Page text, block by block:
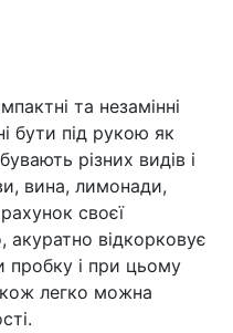
та незамінні
бути під рукою як
різних видів і
вина, лимонади,
своєї
акуратно відкорковує
пробку і при цьому
легко можна